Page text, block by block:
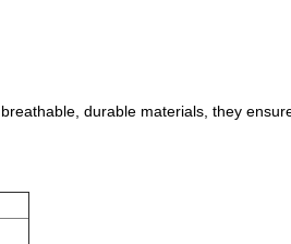
durable materials, they